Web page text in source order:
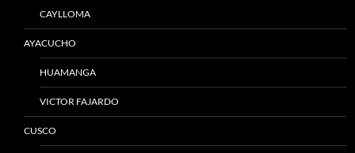
CAYLLOMA
AYACUCHO
HUAMANGA
VICTOR FAJARDO
CUSCO